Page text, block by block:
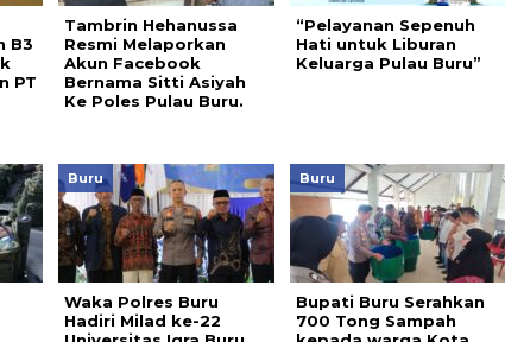
B3
PT
Tambrin Hehanussa
Resmi Melaporkan
Akun Facebook
Bernama Sitti Asiyah
Ke Poles Pulau Buru.
“Pelayanan Sepenuh
Hati untuk Liburan
Keluarga Pulau Buru”
Buru
Waka Polres Buru
Hadiri Milad ke-22
Buru
Bupati Buru Serahkan
700 Tong Sampah